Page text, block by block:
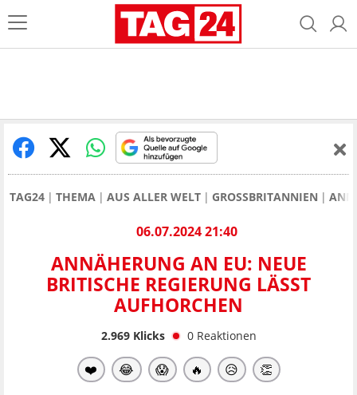
TAG24 THEMA AUS ALLER WELT GROSSBRITANNIEN
06.07.2024 21:40
ANNÄHERUNG AN EU: NEUE
BRITISCHE REGIERUNG LÄSST
AUFHORCHEN
2.969Klicks 0 Reaktionen
❤️ 😂 😱 🔥 😥 👏